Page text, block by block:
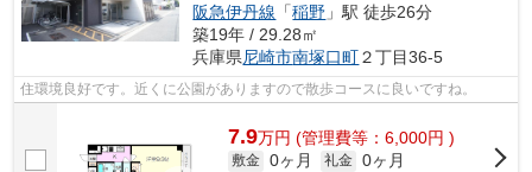
阪急伊丹線 「稲野 」駅 徒歩26分
築19年 / 29.28㎡
兵庫県尼崎市南塚口町２丁目36-5
住環境良好です。近くに公園がありますので散歩コースに良いですね。
7.9万円 (管理費等：6,000円 )
敷金 0ヶ月 礼金 0ヶ月